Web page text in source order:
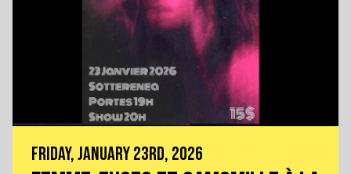
FRIDAY, JANUARY 23RD, 2026